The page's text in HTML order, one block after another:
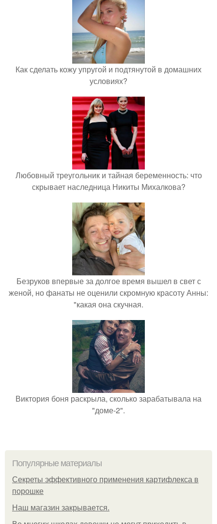
Как сделать кожу упругой и подтянутой в домашних
условиях?
Любовный треугольник и тайная беременность: что
скрывает наследница Никиты Михалкова?
Безруков впервые за долгое время вышел в свет с
женой, но фанаты не оценили скромную красоту Анны:
"какая она скучная.
Виктория боня раскрыла, сколько зарабатывала на
"доме-2".
Популярные материалы
Секреты эффективного применения картифлекса в
порошке
Нaш магaзин зaкрывaeтся.